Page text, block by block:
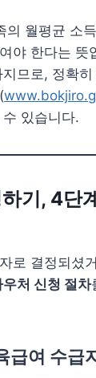
의 월평균 소
야 한다는 뜻
므로, 정확
있습니다.
기, 4단
로 결정되셨
우처 신청 절차
급여 수급